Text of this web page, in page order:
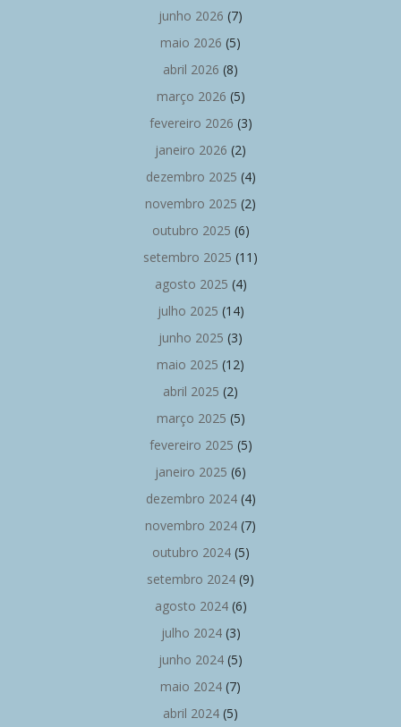
junho 2026 (7)
maio 2026 (5)
abril 2026 (8)
março 2026 (5)
fevereiro 2026 (3)
janeiro 2026 (2)
dezembro 2025 (4)
novembro 2025 (2)
outubro 2025 (6)
setembro 2025 (11)
agosto 2025 (4)
julho 2025 (14)
junho 2025 (3)
maio 2025 (12)
abril 2025 (2)
março 2025 (5)
fevereiro 2025 (5)
janeiro 2025 (6)
dezembro 2024(4)
novembro 2024 (7)
outubro 2024(5)
setembro 2024 (9)
agosto 2024(6)
julho 2024(3)
junho 2024 (5)
maio 2024 (7)
abril 2024 (5)